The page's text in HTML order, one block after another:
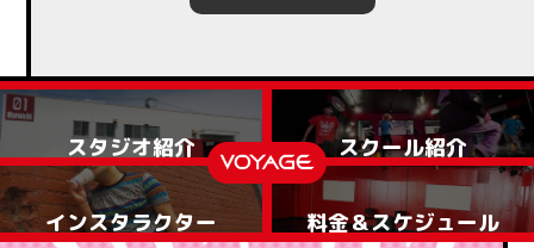
スタジオ紹介 スクール紹介
インスタラクター 料金＆スケジュール